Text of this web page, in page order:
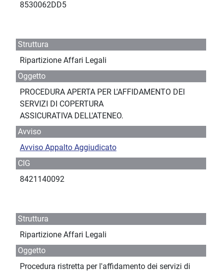
8530062DD5
Struttura
Ripartizione Affari Legali
Oggetto
PROCEDURA APERTA PER L'AFFIDAMENTO DEI
SERVIZI DI COPERTURA
ASSICURATIVA DELL'ATENEO.
Avviso
Avviso Appalto Aggiudicato
CIG
8421140092
Struttura
Ripartizione Affari Legali
Oggetto
Procedura ristretta per l'affidamento dei servizi di